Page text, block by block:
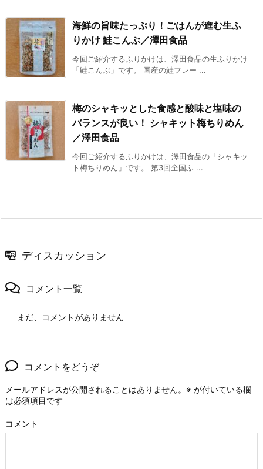
海鮮の旨味たっぷり！ごはんが進む生ふ
りかけ 鮭こんぶ／澤田食品
今回ご紹介するふりかけは、澤田食品の生ふりかけ
「鮭こんぶ」です。 国産の鮭フレー ...
梅のシャキッとした食感と酸味と塩味の
バランスが良い！ シャキット梅ちりめん
／澤田食品
今回ご紹介するふりかけは、澤田食品の「シャキッ
ト梅ちりめん」です。 第3回全国ふ ...
ディスカッション
コメント一覧
まだ、コメントがありません
コメントをどうぞ
メールアドレスが公開されることはありません。 ※ が付いている欄
は必須項目です
コメント